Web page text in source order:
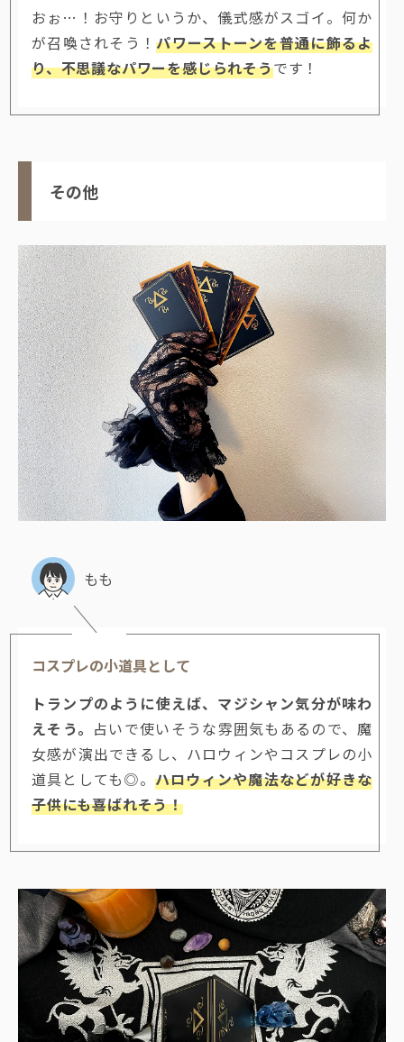
おぉ…！お守りというか、儀式感がスゴイ。何か
が召喚されそう！パワーストーンを普通に飾るよ
り、不思議なパワーを感じられそうです！
その他
もも
コスプレの小道具として
トランプのように使えば、マジシャン気分が味わ
えそう。 占いで使いそうな雰囲気もあるので、魔
女感が演出できるし、ハロウィンやコスプレの小
道具としても◎。 ハロウィンや魔法などが好きな
子供にも喜ばれそう！